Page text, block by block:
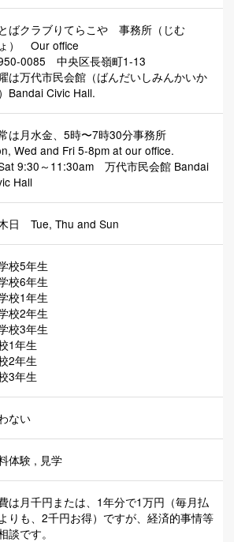
ばクラブりてらこや 事務所（じむ
） Our office
0085 中央区長嶺町1-13
は万代市民会館（ばんだいしみんかいか
Bandai Civic Hall.
は月水金、5時〜7時30分事務所
Wed and Fri 5-8pm at our office.
9:30～11:30am 万代市民会館 Bandai
Hall
日 Tue, Thu and Sun
校5年生
校6年生
校1年生
校2年生
校3年生
1年生
2年生
3年生
ない
体験 , 見学
は月千円または、1年分で1万円（毎月払
りも、2千円お得）ですが、経済的事情等
談です。